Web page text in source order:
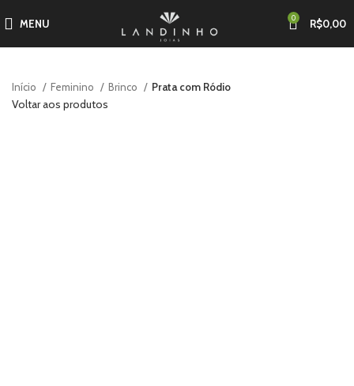
MENU 0 R$0,00
Início Feminino Brinco Prata com Ródio
Voltar aos produtos